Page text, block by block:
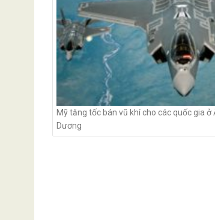
Mỹ tăng tốc bán vũ khí cho các quốc gia ở
Dương